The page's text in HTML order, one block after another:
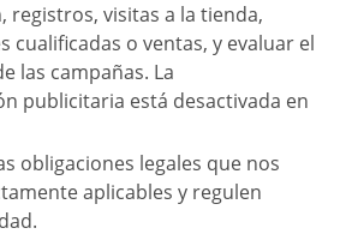
registros, visitas a la tienda,
cualificadas o ventas, y evaluar el
las campañas. La
publicitaria está desactivada en
obligaciones legales que nos
aplicables y regulen